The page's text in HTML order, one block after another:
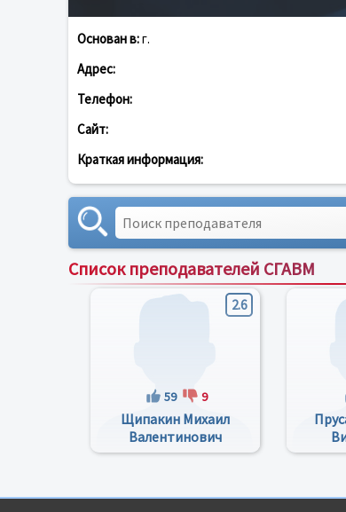
Основан в:г.
Адрес:
Телефон:
Сайт:
Краткая информация:
Список преподавателей СГАВМ
2.6
59 9
Щипакин Михаил
Валентинович